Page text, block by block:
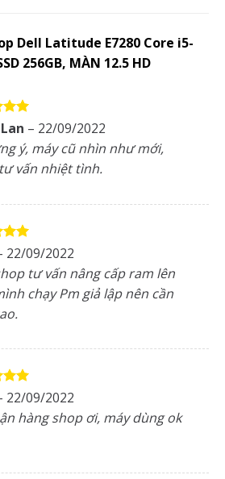
Dell Latitude E7280 Core i5-
256GB, MÀN 12.5 HD
5
– 22/09/2022
ý, máy cũ nhìn như mới,
vấn nhiệt tình.
5
22/09/2022
tư vấn nâng cấp ram lên
chạy Pm giả lập nên cần
22/09/2022
hàng shop ơi, máy dùng ok